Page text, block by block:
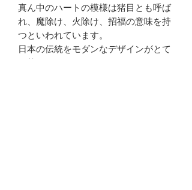
真ん中のハートの模様は猪目とも呼ば
れ、魔除け、火除け、招福の意味を持
つといわれています。
日本の伝統をモダンなデザインがとて
も華やかなへアクセサリーです。